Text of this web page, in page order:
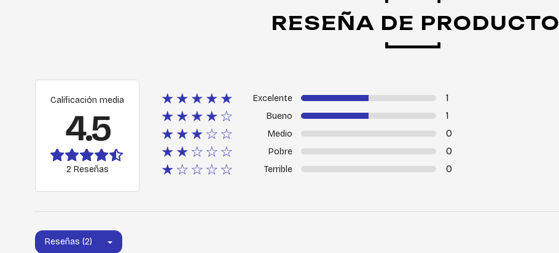
RESEÑA DE PRODUCTO
Calificación media
4.5
2 Reseñas
★★★★★ Excelente 1
★★★★☆ Bueno 1
★★★☆☆ Medio 0
★★☆☆☆ Pobre 0
★☆☆☆☆ Terrible 0
Reseñas (2)